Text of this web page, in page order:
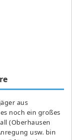
aus
noch ein großes
(Oberhausen
usw. bin